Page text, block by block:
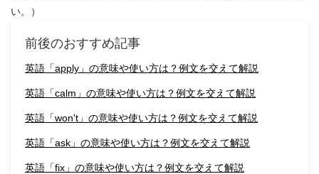
い。）
前後のおすすめ記事
英語「apply」の意味や使い方は？例文を交えて解説
英語「calm」の意味や使い方は？例文を交えて解説
英語「won't」の意味や使い方は？例文を交えて解説
英語「ask」の意味や使い方は？例文を交えて解説
英語「fix」の意味や使い方は？例文を交えて解説